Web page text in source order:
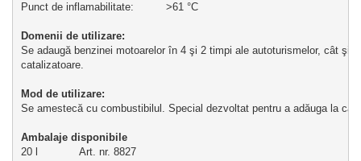
Punct de inflamabilitate:          >61 °C
Domenii de utilizare:
Se adaugă benzinei motoarelor în 4 şi 2 timpi ale autoturismelor, cât şi
catalizatoare.
Mod de utilizare:
Se amestecă cu combustibilul. Special dezvoltat pentru a adăuga la
Ambalaje disponibile
20 l             Art. nr. 8827